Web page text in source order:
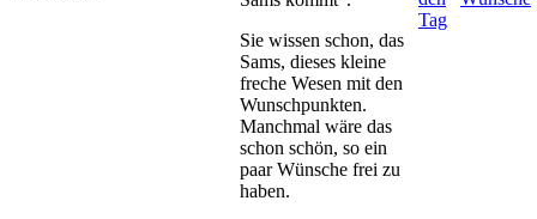
Sie wissen schon, das
Sams, dieses kleine
freche Wesen mit den
Wunschpunkten.
Manchmal wäre das
schon schön, so ein
paar Wünsche frei zu
haben.
Tag